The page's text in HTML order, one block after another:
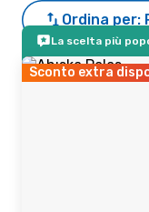
Ordina per:
La scelta più
Sconto extra